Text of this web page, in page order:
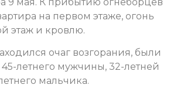
на первом этаже, огонь
этаж и кровлю.
очаг возгорания, были
летнего мужчины, 32-летней
мальчика.